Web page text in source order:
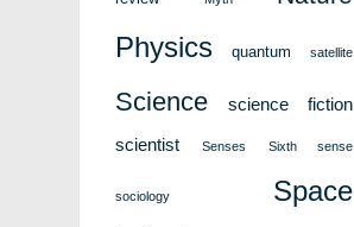
Physics quantum satellite
Science science fiction
scientist Senses Sixth sense
sociology Space